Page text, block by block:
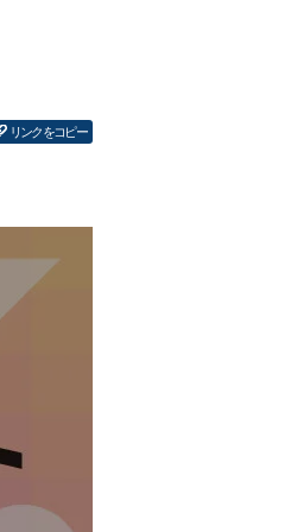
リンクをコピー